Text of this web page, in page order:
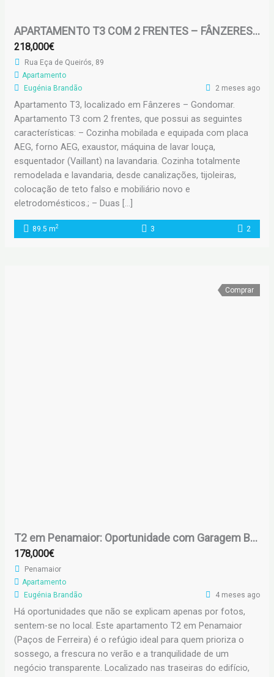
APARTAMENTO T3 COM 2 FRENTES – FÂNZERES GONDOMAR
218,000€
Rua Eça de Queirós, 89
Apartamento
Eugénia Brandão
2 meses ago
Apartamento T3, localizado em Fânzeres – Gondomar.
Apartamento T3 com 2 frentes, que possui as seguintes
características: – Cozinha mobilada e equipada com placa
AEG, forno AEG, exaustor, máquina de lavar louça,
esquentador (Vaillant) na lavandaria. Cozinha totalmente
remodelada e lavandaria, desde canalizações, tijoleiras,
colocação de teto falso e mobiliário novo e
eletrodomésticos.; – Duas […]
89.5 m2 3 2
Comprar
T2 em Penamaior: Oportunidade com Garagem Box e Terraço
178,000€
Penamaior
Apartamento
Eugénia Brandão
4 meses ago
Há oportunidades que não se explicam apenas por fotos,
sentem-se no local. Este apartamento T2 em Penamaior
(Paços de Ferreira) é o refúgio ideal para quem prioriza o
sossego, a frescura no verão e a tranquilidade de um
negócio transparente. Localizado nas traseiras do edifício,